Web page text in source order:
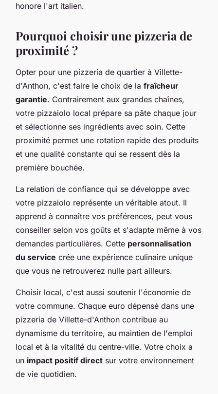
honore l'art italien.
Pourquoi choisir une pizzeria de
proximité ?
Opter pour une pizzeria de quartier à Villette-
d'Anthon, c'est faire le choix de la fraîcheur
garantie. Contrairement aux grandes chaînes,
votre pizzaiolo local prépare sa pâte chaque jour
et sélectionne ses ingrédients avec soin. Cette
proximité permet une rotation rapide des produits
et une qualité constante qui se ressent dès la
première bouchée.
La relation de confiance qui se développe avec
votre pizzaiolo représente un véritable atout. Il
apprend à connaître vos préférences, peut vous
conseiller selon vos goûts et s'adapte même à vos
demandes particulières. Cette personnalisation
du service crée une expérience culinaire unique
que vous ne retrouverez nulle part ailleurs.
Choisir local, c'est aussi soutenir l'économie de
votre commune. Chaque euro dépensé dans une
pizzeria de Villette-d'Anthon contribue au
dynamisme du territoire, au maintien de l'emploi
local et à la vitalité du centre-ville. Votre choix a
un impact positif direct sur votre environnement
de vie quotidien.